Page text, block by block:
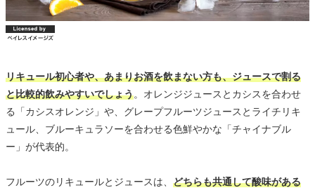
リキュール初心者や、あまりお酒を飲まない方も、ジュースで割る
と比較的飲みやすいでしょう。オレンジジュースとカシスを合わせ
る「カシスオレンジ」や、グレープフルーツジュースとライチリキ
ュール、ブルーキュラソーを合わせる色鮮やかな「チャイナブル
ー」が代表的。
フルーツのリキュールとジュースは、 どちらも共通して酸味がある